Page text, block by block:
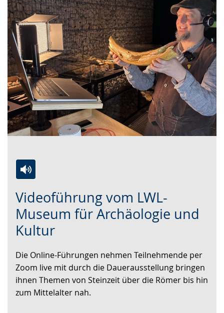
Videoführung vom LWL-
Museum für Archäologie und
Kultur
Leichten
Sprache
wechseln.
Audio-
Unterstützung.
Video
in
Deutscher
Gebärdensprache
angezeigt.
Die Online-Führungen nehmen Teilnehmende per
Zoom live mit durch die Dauerausstellung bringen
ihnen Themen von Steinzeit über die Römer bis hin
zum Mittelalter nah.